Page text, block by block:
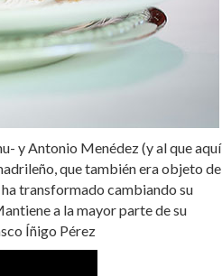
y Antonio Menédez (y al que aquí
que también era objeto de
transformado cambiando su
a la mayor parte de su
Íñigo Pérez